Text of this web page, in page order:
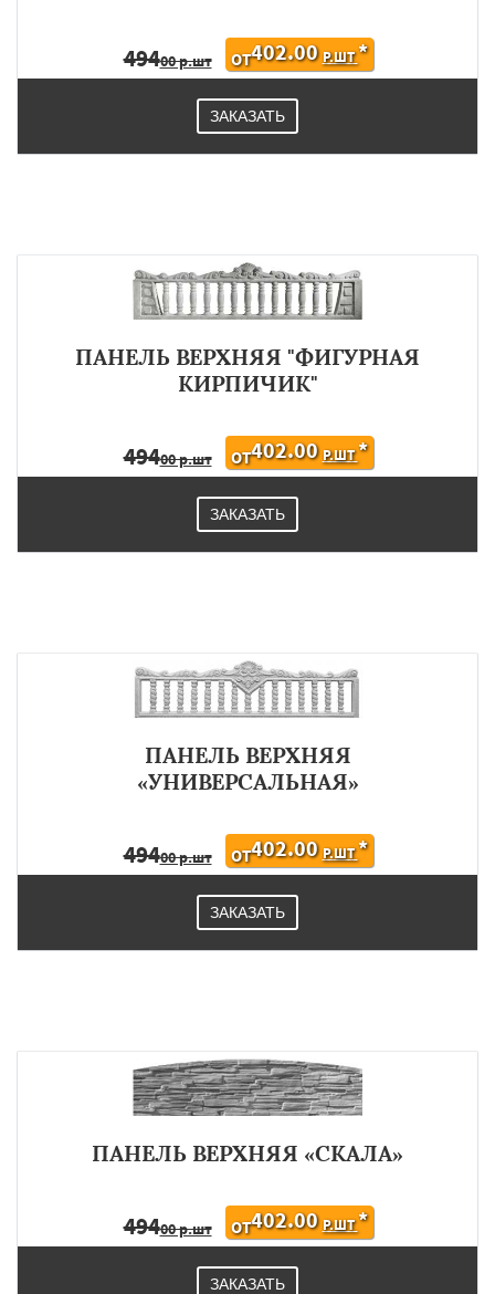
49400 р.шт ОТ402.00 Р.ШТ*
ЗАКАЗАТЬ
ПАНЕЛЬ ВЕРХНЯЯ "ФИГУРНАЯ
КИРПИЧИК"
49400 р.шт ОТ402.00 Р.ШТ*
ЗАКАЗАТЬ
ПАНЕЛЬ ВЕРХНЯЯ
«УНИВЕРСАЛЬНАЯ»
49400 р.шт ОТ402.00 Р.ШТ*
ЗАКАЗАТЬ
ПАНЕЛЬ ВЕРХНЯЯ «СКАЛА»
49400 р.шт ОТ402.00 Р.ШТ*
ЗАКАЗАТЬ